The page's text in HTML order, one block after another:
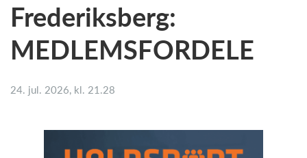
Frederiksberg:
MEDLEMSFORDELE
24. jul. 2026, kl. 21.28